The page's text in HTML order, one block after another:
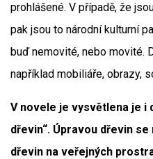
prohlášené. V případě, že
pak jsou to národní kulturní
buď nemovité, nebo movité.
například mobiliáře, obrazy,
V novele je vysvětlena je i
dřevin“. Úpravou dřevin
dřevin na veřejných